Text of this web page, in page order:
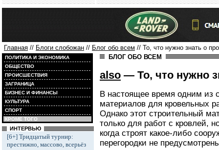
Главная // Блоги слобожан // Блог обо всем // То, что нужно знать о
ПОЛИТИКА И ЭКОНОМИКА
ОБЩЕСТВО
ПРОИСШЕСТВИЯ
ЗАГРАНИЦА
БИЗНЕС И ФИНАНСЫ
КУЛЬТУРА
СПОРТ
КРОМЕ ТОГО
ИНТЕРВЬЮ
[6+] Тридцатый турнир:
престижно, массово, всерьёз
БЛОГ ОБО ВСЕМ
also — То, что нужно
В настоящее время одним из
материалов для кровельных
Однако этот строительный
только для работ с кровлей,
когда строят какое-либо
перегородки не